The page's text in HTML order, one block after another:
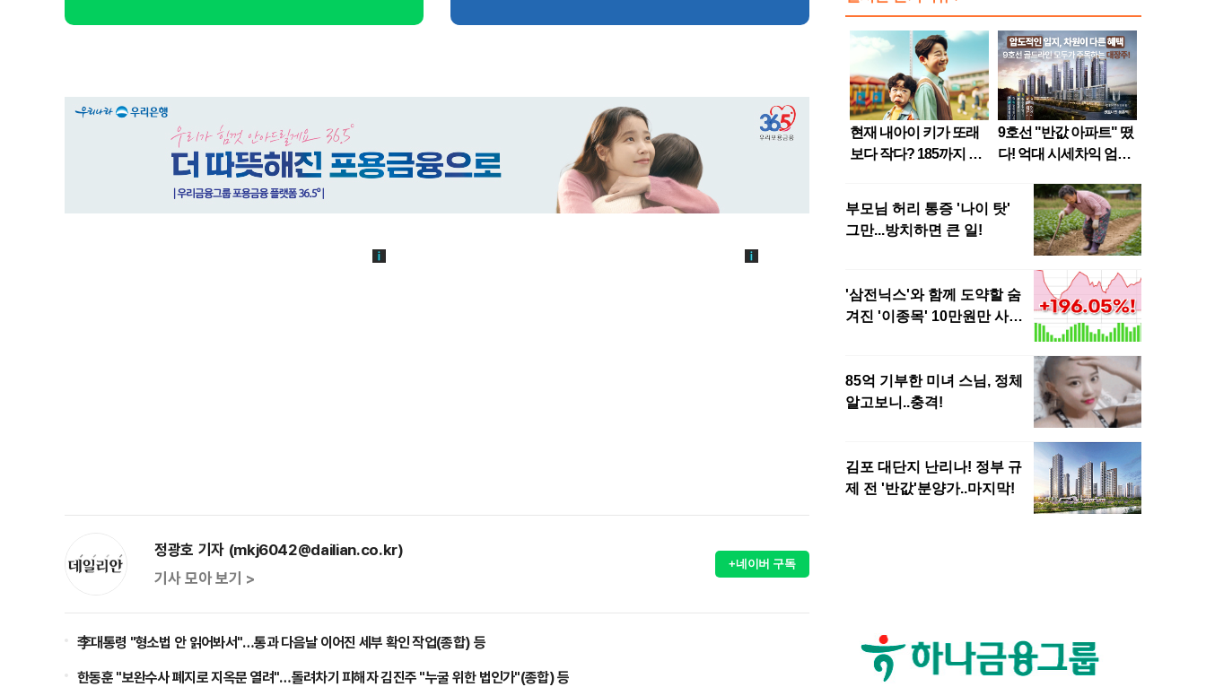
정광호 기자 (mkj6042@dailian.co.kr)
기사 모아 보기 >
+네이버 구독
李대통령 "형소법 안 읽어봐서"…통과 다음날 이어진 세부 확인 작업(종합) 등
한동훈 "보완수사 폐지로 지옥문 열려"…돌려차기 피해자 김진주 "누굴 위한 법인가"(종합) 등